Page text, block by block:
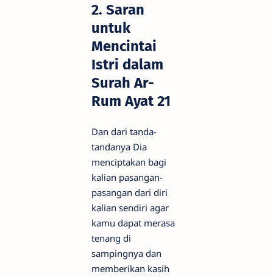
2. Saran
untuk
Mencintai
Istri dalam
Surah Ar-
Rum Ayat 21
Dan dari tanda-
tandanya Dia
menciptakan bagi
kalian pasangan-
pasangan dari diri
kalian sendiri agar
kamu dapat merasa
tenang di
sampingnya dan
memberikan kasih